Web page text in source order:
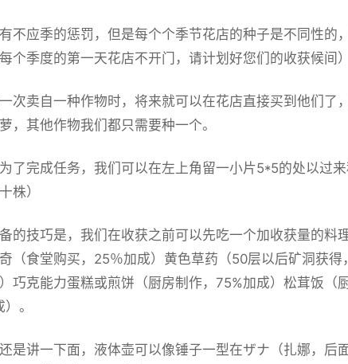
不应季的惩罚，但是每个个季节花店的种子是不同性的
个季度的第一天花店不开门，请计划好您们的收获候间）
次卖自一种作物时，将来就可以在花店直接买到他们了
，其他作物我们都只需要种一个。
了完成任务，我们可以在左上角留一小片5*5的处以过
株）
的技巧是，我们在收获之前可以先吃一个加收获量的料
（食堂购买，25％加成）黄色草药（50层以后矿洞获得
巧克能力蛋糕或煎饼（厨房制作，75%加成）松茸饭（
。
是讲一下面，液体壶可以像锤子一型在ザナ（扎娜，后